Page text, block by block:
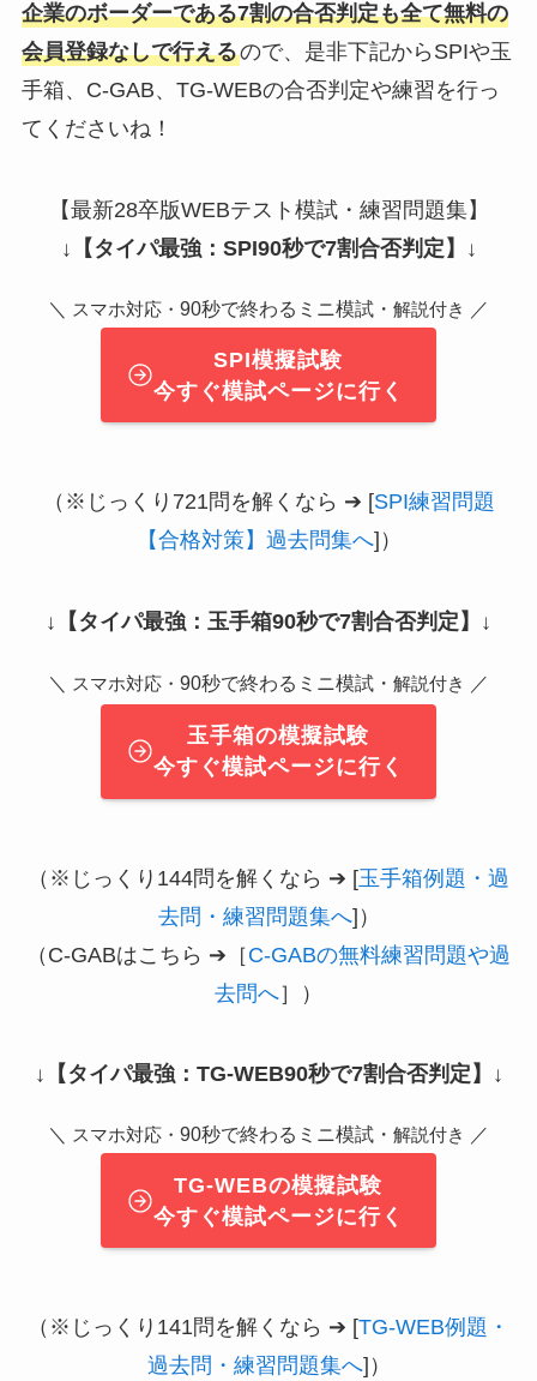
企業のボーダーである7割の合否判定も全て無料の
会員登録なしで行えるので、是非下記からSPIや玉
手箱、C-GAB、TG-WEBの合否判定や練習を行っ
てくださいね！
【最新28卒版WEBテスト模試・練習問題集】
↓ 【タイパ最強：SPI90秒で7割合否判定】 ↓
＼ スマホ対応・ 90秒で終わるミニ模試・ 解説付き ／
SPI模擬試験
今すぐ模試ページに行く
（※じっくり721問を解くなら ➔ [SPI練習問題
【合格対策】過去問集へ]）
↓ 【タイパ最強：玉手箱90秒で7割合否判定】 ↓
＼ スマホ対応・ 90秒で終わるミニ模試・ 解説付き ／
玉手箱の模擬試験
今すぐ模試ページに行く
（※じっくり144問を解くなら ➔ [玉手箱例題・過
去問・練習問題集へ]）
（C-GABはこちら ➔［C-GABの無料練習問題や過
去問へ］）
↓ 【タイパ最強：TG-WEB90秒で7割合否判定】 ↓
＼ スマホ対応・ 90秒で終わるミニ模試・ 解説付き ／
TG-WEBの模擬試験
今すぐ模試ページに行く
（※じっくり141問を解くなら ➔ [TG-WEB例題・
過去問・練習問題集へ]）